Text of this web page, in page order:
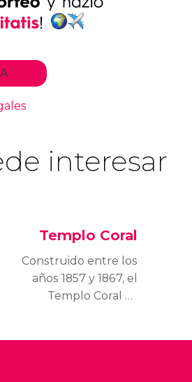
interesar
Templo Coral
Construido entre los
años 1857 y 1867, el
Templo Coral es